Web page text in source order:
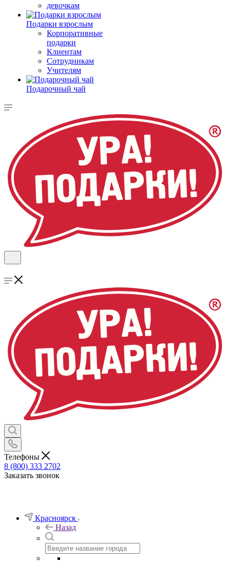
девочкам
Подарки взрослым
Корпоративные
подарки
Клиентам
Сотрудникам
Учителям
Подарочный чай
Телефоны
8 (800) 333 2702
Заказать звонок
Красноярск
Назад